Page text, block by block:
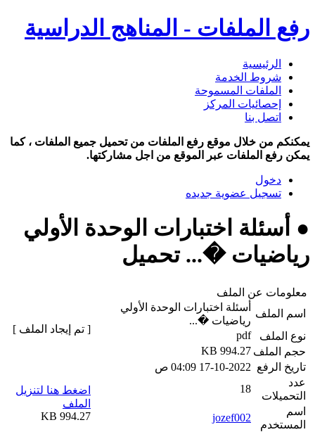
رفع الملفات - المناهج الدراسية
الرئيسية
شروط الخدمة
الملفات المسموحة
إحصائيات المركز
اتصل بنا
يمكنكم من خلال موقع رفع الملفات من تحميل جميع الملفات ، كما
يمكن رفع الملفات عبر الموقع من اجل مشاركتها.
دخول
تسجيل عضوية جديده
● أسئلة اختبارات الوحدة الأولي
رياضيات �... تحميل
معلومات عن الملف
اسم الملف
أسئلة اختبارات الوحدة الأولي
رياضيات �...
نوع الملف
pdf
حجم الملف 994.27 KB
تاريخ الرفع 17-10-2022 04:09 ص
عدد
التحميلات
18
اسم
المستخدم
jozef002
[ تم إيجاد الملف ]
اضغط هنا لتنزيل
الملف
994.27 KB